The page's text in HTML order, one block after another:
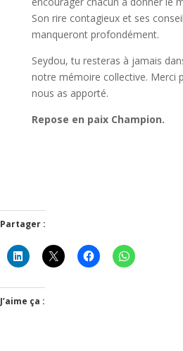
Son rire contagieux et ses
manqueront profondément.
Seydou, tu resteras à jamais
notre mémoire collective. Merci
nous as apporté.
Repose en paix Champion.
Partager :
J’aime ça :